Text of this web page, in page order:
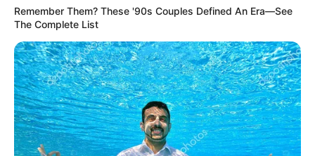
Remember Them? These '90s Couples Defined An Era—See
The Complete List